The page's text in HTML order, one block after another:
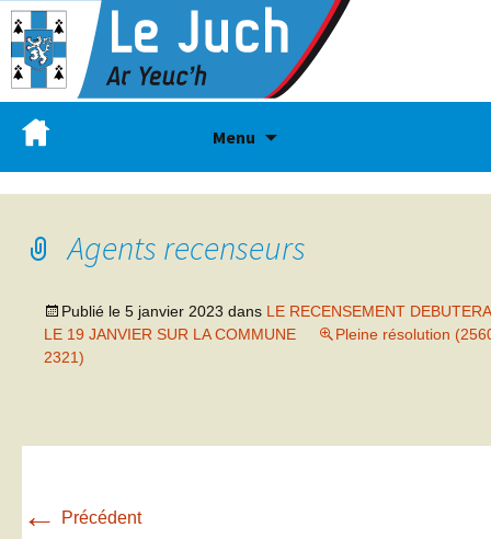
Menu
Agents recenseurs
Publié le 5 janvier 2023 dans LE RECENSEMENT DEBUTERA
LE 19 JANVIER SUR LA COMMUNE
Pleine résolution
2321)
← Précédent